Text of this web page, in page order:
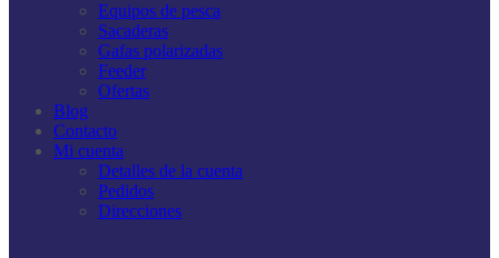
Equipos de pesca
Sacaderas
Gafas polarizadas
Feeder
Ofertas
Blog
Contacto
Mi cuenta
Detalles de la cuenta
Pedidos
Direcciones